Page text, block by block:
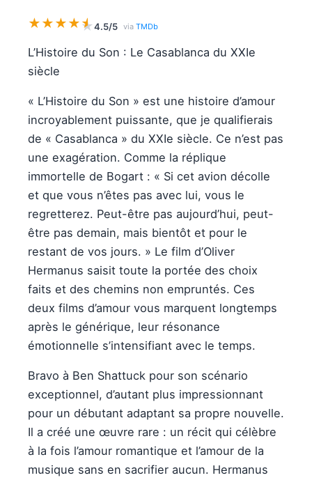
★★★★★
★4.5/5 via TMDb
L’Histoire du Son : Le Casablanca du XXIe
siècle
« L’Histoire du Son » est une histoire d’amour
incroyablement puissante, que je qualifierais
de « Casablanca » du XXIe siècle. Ce n’est pas
une exagération. Comme la réplique
immortelle de Bogart : « Si cet avion décolle
et que vous n’êtes pas avec lui, vous le
regretterez. Peut-être pas aujourd’hui, peut-
être pas demain, mais bientôt et pour le
restant de vos jours. » Le film d’Oliver
Hermanus saisit toute la portée des choix
faits et des chemins non empruntés. Ces
deux films d’amour vous marquent longtemps
après le générique, leur résonance
émotionnelle s’intensifiant avec le temps.
Bravo à Ben Shattuck pour son scénario
exceptionnel, d’autant plus impressionnant
pour un débutant adaptant sa propre nouvelle.
Il a créé une œuvre rare : un récit qui célèbre
à la fois l’amour romantique et l’amour de la
musique sans en sacrifier aucun. Hermanus